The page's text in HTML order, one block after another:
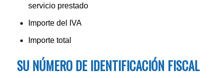
servicio prestado
Importe del IVA
Importe total
SU NÚMERO DE IDENTIFICACIÓN FISCAL